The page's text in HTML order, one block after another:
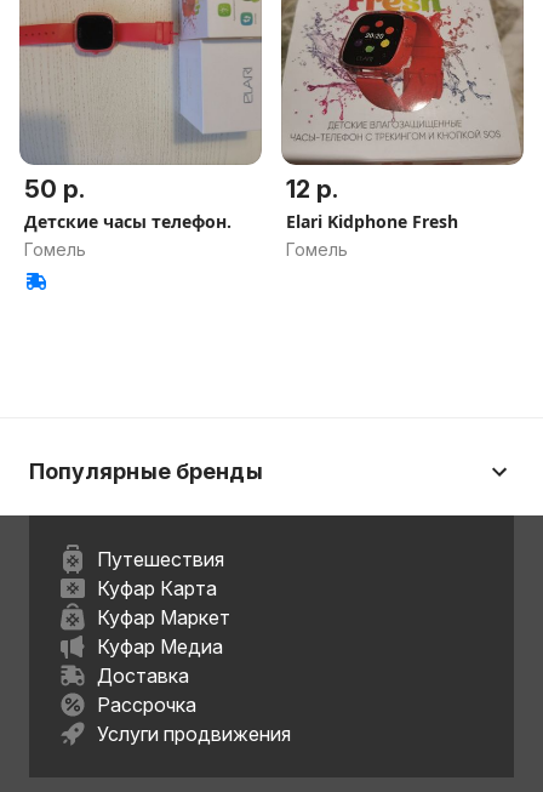
50 р.
Детские часы телефон.
Гомель
12 р.
Elari Kidphone Fresh
Гомель
Популярные бренды
Путешествия
Куфар Карта
Куфар Маркет
Куфар Медиа
Доставка
Рассрочка
Услуги продвижения